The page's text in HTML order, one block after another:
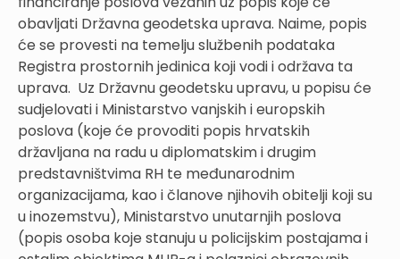
obavljati Državna geodetska uprava. Naime, popis
će se provesti na temelju službenih podataka
Registra prostornih jedinica koji vodi i održava ta
uprava. Uz Državnu geodetsku upravu, u popisu će
sudjelovati i Ministarstvo vanjskih i europskih
poslova (koje će provoditi popis hrvatskih
državljana na radu u diplomatskim i drugim
predstavništvima RH te međunarodnim
organizacijama, kao i članove njihovih obitelji koji su
u inozemstvu), Ministarstvo unutarnjih poslova
(popis osoba koje stanuju u policijskim postajama i